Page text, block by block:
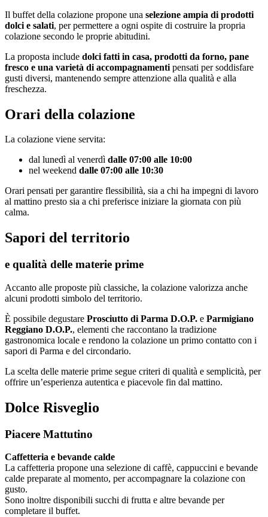
Il buffet della colazione propone una selezione ampia di prodotti
dolci e salati, per permettere a ogni ospite di costruire la propria
colazione secondo le proprie abitudini.
La proposta include dolci fatti in casa, prodotti da forno, pane
fresco e una varietà di accompagnamenti pensati per soddisfare
gusti diversi, mantenendo sempre attenzione alla qualità e alla
freschezza.
Orari della colazione
La colazione viene servita:
dal lunedì al venerdì dalle 07:00 alle 10:00
nel weekend dalle 07:00 alle 10:30
Orari pensati per garantire flessibilità, sia a chi ha impegni di lavoro
al mattino presto sia a chi preferisce iniziare la giornata con più
calma.
Sapori del territorio
e qualità delle materie prime
Accanto alle proposte più classiche, la colazione valorizza anche
alcuni prodotti simbolo del territorio.
È possibile degustare Prosciutto di Parma D.O.P. e Parmigiano
Reggiano D.O.P., elementi che raccontano la tradizione
gastronomica locale e rendono la colazione un primo contatto con i
sapori di Parma e del circondario.
La scelta delle materie prime segue criteri di qualità e semplicità, per
offrire un’esperienza autentica e piacevole fin dal mattino.
Dolce Risveglio
Piacere Mattutino
Caffetteria e bevande calde
La caffetteria propone una selezione di caffè, cappuccini e bevande
calde preparate al momento, per accompagnare la colazione con
gusto.
Sono inoltre disponibili succhi di frutta e altre bevande per
completare il buffet.